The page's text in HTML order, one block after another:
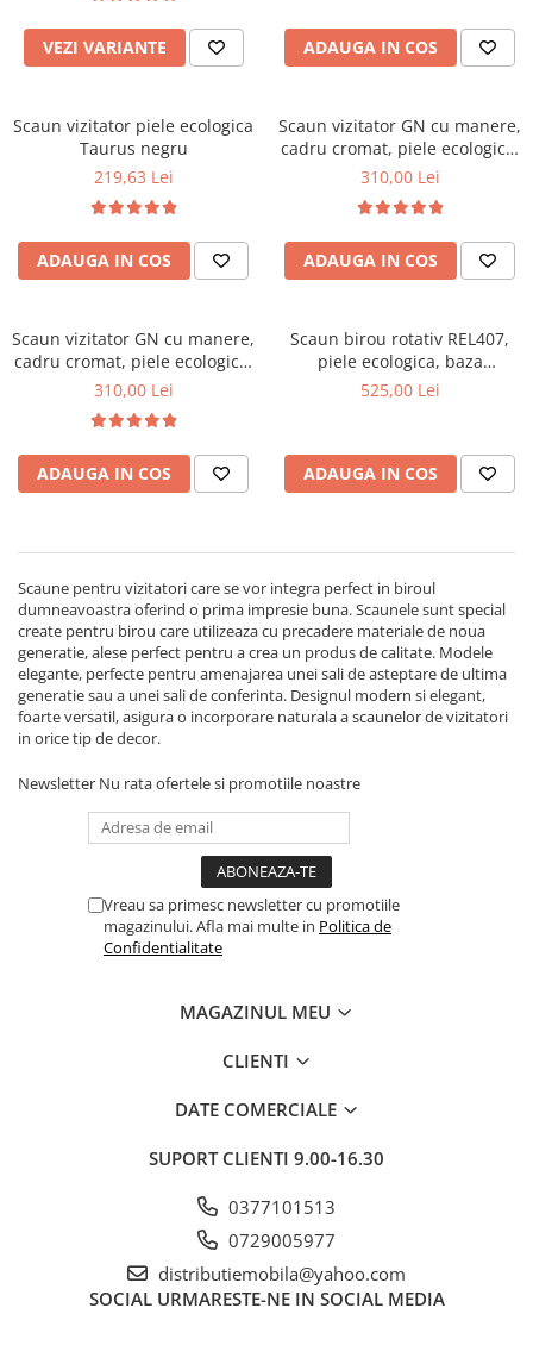
VEZI VARIANTE ADAUGA IN COS
Scaun vizitator piele ecologica
Taurus negru
219,63 Lei
ADAUGA IN COS
Scaun vizitator GN cu manere,
cadru cromat, piele ecologica,
150 kg, negru
310,00 Lei
ADAUGA IN COS
Scaun vizitator GN cu manere,
cadru cromat, piele ecologica,
150 kg, bej
310,00 Lei
ADAUGA IN COS
Scaun birou rotativ REL407,
piele ecologica, baza
polipropilena, inaltime
525,00 Lei
ADAUGA IN COS
Scaune pentru vizitatori care se vor integra perfect in biroul
dumneavoastra oferind o prima impresie buna. Scaunele sunt special
create pentru birou care utilizeaza cu precadere materiale de noua
generatie, alese perfect pentru a crea un produs de calitate. Modele
elegante, perfecte pentru amenajarea unei sali de asteptare de ultima
generatie sau a unei sali de conferinta. Designul modern si elegant,
foarte versatil, asigura o incorporare naturala a scaunelor de vizitatori
in orice tip de decor.
Newsletter Nu rata ofertele si promotiile noastre
Vreau sa primesc newsletter cu promotiile
magazinului. Afla mai multe in Politica de
Confidentialitate
MAGAZINUL MEU
CLIENTI
DATE COMERCIALE
SUPORT CLIENTI 9.00-16.30
0377101513
0729005977
distributiemobila@yahoo.com
SOCIAL URMARESTE-NE IN SOCIAL MEDIA